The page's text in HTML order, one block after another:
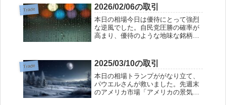
い場面もありましたが、特別売り込
まれるという事もありませんでし
た。そろそろ次年度...
Trade 2026/02/06の取引
本日の相場今日は優待にとって強烈
な逆風でした。自民党圧勝の確率が
高まり、優待のような地味な銘柄は
いました。日経平均も、ここまで上
昇すると選挙で材料出尽くしな気が
するんですけどね。...
Trade 2025/03/10の取引
本日の相場トランプががなり立て、
パウエルさんが救いました。先週末
のアメリカ市場「アメリカの景気は